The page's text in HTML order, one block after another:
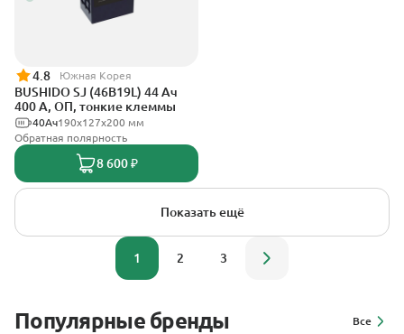
4.8 Южная Корея
BUSHIDO SJ (46B19L) 44 Ач
400 А, ОП, тонкие клеммы
190x127x200 мм
40Ач
Обратная полярность
8 600 ₽
Показать ещё
1 2 3
Популярные бренды Все